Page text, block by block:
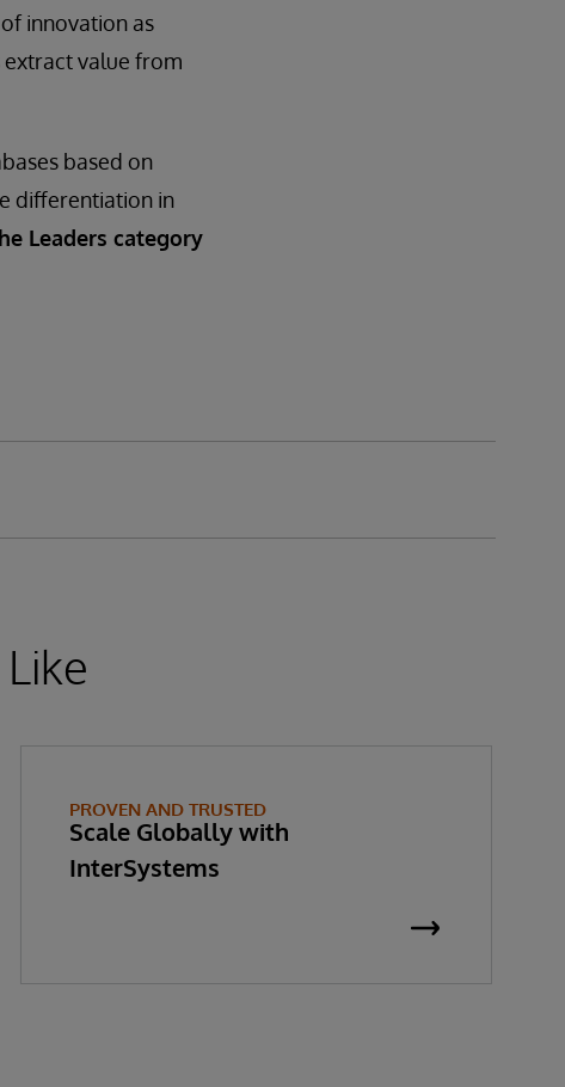
innovation as
value from
based on
differentiation in
Leaders category
PROVEN AND TRUSTED
Scale Globally with
InterSystems